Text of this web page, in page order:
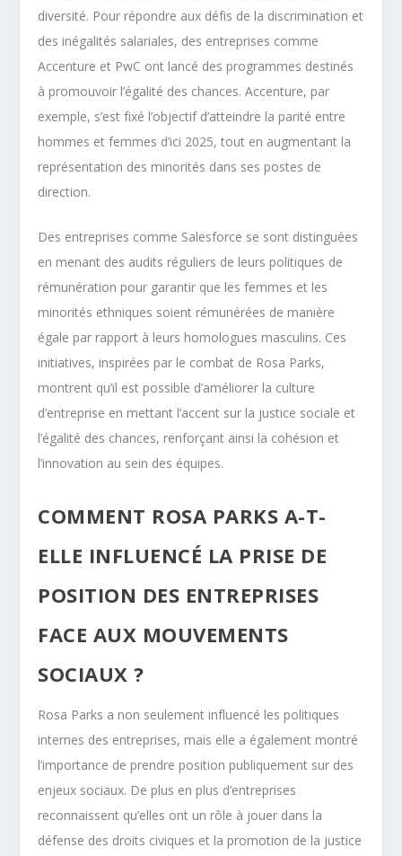
diversité. Pour répondre aux défis de la discrimination et
des inégalités salariales, des entreprises comme
Accenture et PwC ont lancé des programmes destinés
à promouvoir l’égalité des chances. Accenture, par
exemple, s’est fixé l’objectif d’atteindre la parité entre
hommes et femmes d’ici 2025, tout en augmentant la
représentation des minorités dans ses postes de
direction.
Des entreprises comme Salesforce se sont distinguées
en menant des audits réguliers de leurs politiques de
rémunération pour garantir que les femmes et les
minorités ethniques soient rémunérées de manière
égale par rapport à leurs homologues masculins. Ces
initiatives, inspirées par le combat de Rosa Parks,
montrent qu’il est possible d’améliorer la culture
d’entreprise en mettant l’accent sur la justice sociale et
l’égalité des chances, renforçant ainsi la cohésion et
l’innovation au sein des équipes.
COMMENT ROSA PARKS A-T-
ELLE INFLUENCÉ LA PRISE DE
POSITION DES ENTREPRISES
FACE AUX MOUVEMENTS
SOCIAUX ?
Rosa Parks a non seulement influencé les politiques
internes des entreprises, mais elle a également montré
l’importance de prendre position publiquement sur des
enjeux sociaux. De plus en plus d’entreprises
reconnaissent qu’elles ont un rôle à jouer dans la
défense des droits civiques et la promotion de la justice